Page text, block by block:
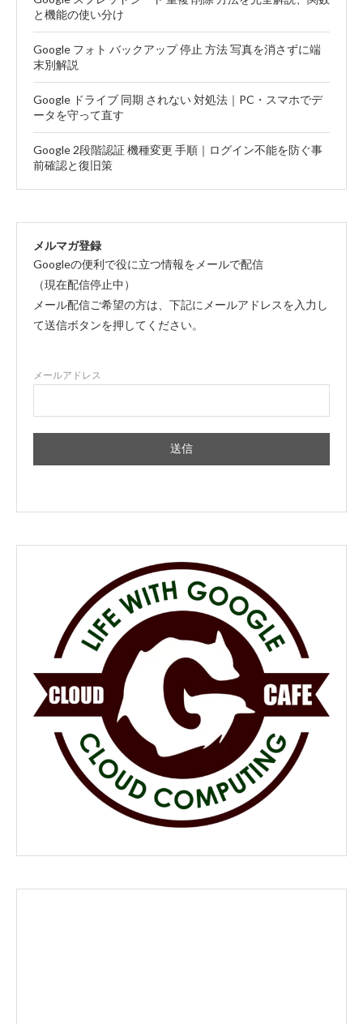
と機能の使い分け
Google フォト バックアップ 停止 方法 写真を消さずに端
末別解説
Google ドライブ 同期 されない 対処法｜PC・スマホでデ
ータを守って直す
Google 2段階認証 機種変更 手順｜ログイン不能を防ぐ事
前確認と復旧策
メルマガ登録
Googleの便利で役に立つ情報をメールで配信
（現在配信停止中）
メール配信ご希望の方は、下記にメールアドレスを入力し
て送信ボタンを押してください。
メールアドレス